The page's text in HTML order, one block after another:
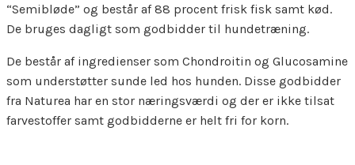
“Semibløde” og består af 88 procent frisk fisk samt kød.
De bruges dagligt som godbidder til hundetræning.
De består af ingredienser som Chondroitin og Glucosamine
som understøtter sunde led hos hunden. Disse godbidder
fra Naturea har en stor næringsværdi og der er ikke tilsat
farvestoffer samt godbidderne er helt fri for korn.